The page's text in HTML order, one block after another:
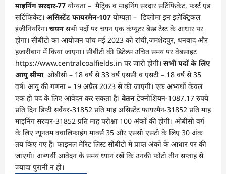
माइनिंग सरदार-77 योग्यता – मैट्रिक व माइनिंग सरदार सर्टिफिकेट, फर्स्ट एड
सर्टिफिकेट। असिस्टेंट फायरमैन-107 योग्यता – डिप्लोमा इन इलेक्ट्रिकल
इंजीनियरिंग। चयन सभी पदों पर चयन एक कंप्यूटर बेस्ड टेस्ट के आधार पर
होगा। सीबीटी का आयोजन पांच मई 2023 को रांची,जमशेदपुर, धनबाद और
हजारीबाग में किया जाएगा। सीबीटी की डिटेल्स उचित समय पर वेबसाइट
https://www.centralcoalfields.in पर जारी होगी। सभी पदों के लिए
आयु सीमा ओबीसी – 18 वर्ष से 33 वर्ष एससी व एसटी – 18 वर्ष से 35
वर्ष। आयु की गणना – 19 अप्रैल 2023 से की जाएगी। एक अभ्यर्थी केवल
एक ही पद के लिए आवेदन कर सकता है। वेतन टेक्नीशियन-1087.17 रुपये
प्रति दिन डिप्टी सर्वेयर-31852 प्रति माह असिस्टेंट फायरमैन-31852 प्रति माह
माइनिंग सरदार-31852 प्रति माह परीक्षा 100 अंकों की होगी। ओबीसी वर्ग
के लिए न्यूनतम क्वालिफाइंग मार्क्स 35 और एससी एसटी के लिए 30 अंक
तय किए गए हैं। फाइनल मेरिट लिस्ट सीबीटी में प्राप्त अंकों के आधार पर की
जाएगी। अभ्यर्थी आवेदन के समय ध्यान रखें कि उनकी फोटो तीन सप्ताह से
ज्यादा पुरानी न हो।